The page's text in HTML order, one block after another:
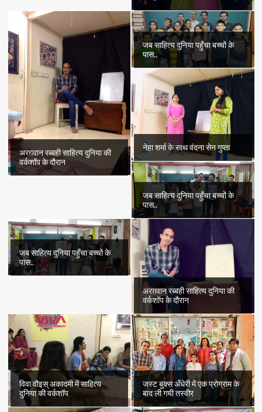
अरग़वान रब्बही साहित्य दुनिया की
वर्कशॉप के दौरान
जब साहित्य दुनिया पहुँचा बच्चों के
पास..
नेहा शर्मा के साथ वंदना सेन गुप्ता
जब साहित्य दुनिया पहुँचा बच्चों के
पास..
जब साहित्य दुनिया पहुँचा बच्चों के
पास..
अरग़वान रब्बही साहित्य दुनिया की
वर्कशॉप के दौरान
विवा वौइस् अकादमी में साहित्य
दुनिया की वर्कशॉप
जस्ट बुक्स अँधेरी में एक प्रोग्राम के
बाद ली गयी तस्वीर